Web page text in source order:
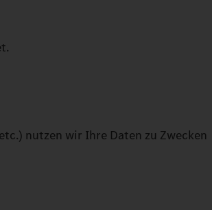
nutzen wir Ihre Daten zu Zwecken